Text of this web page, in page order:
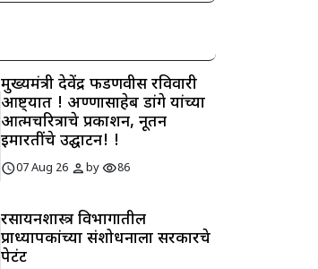
मुख्यमंत्री देवेंद्र फडणवीस रविवारी
आष्ट्यात ! अण्णासाहेब डांगे यांच्या
आत्मचरित्राचे प्रकाशन, नूतन
इमारतींचे उद्घाटन! !
schedule07 Aug 26 personbyvisibility86
रसायनशास्त्र विभागातील
प्राध्यापकांच्या संशोधनाला सरकारचे
पेटंट